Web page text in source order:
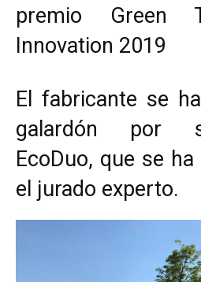
premio Green
Innovation 2019
El fabricante se
galardón por
EcoDuo, que se
el jurado experto.